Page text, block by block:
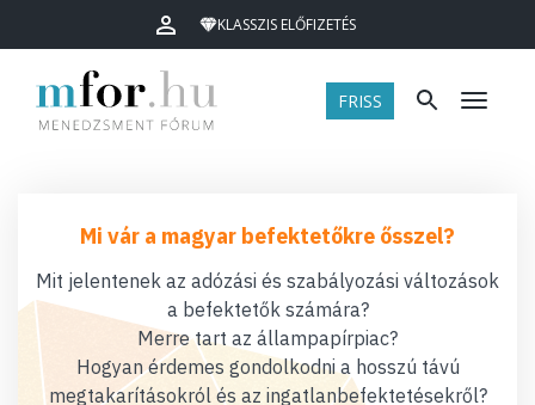
KLASSZIS ELŐFIZETÉS
FRISS Menü
Mi vár a magyar befektetőkre ősszel?
Mit jelentenek az adózási és szabályozási változások
a befektetők számára?
Merre tart az állampapírpiac?
Hogyan érdemes gondolkodni a hosszú távú
megtakarításokról és az ingatlanbefektetésekről?